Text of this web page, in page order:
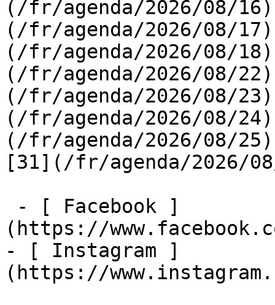
(/fr/agenda/2026/08/
(/fr/agenda/2026/08/
(/fr/agenda/2026/08/
(/fr/agenda/2026/08/
(/fr/agenda/2026/08/
(/fr/agenda/2026/08/
(/fr/agenda/2026/08/
[31](/fr/agenda/
(https://
- [ Instagram ]
(https://